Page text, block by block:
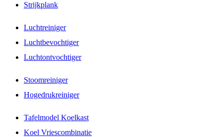
Strijkplank
Luchtreiniger
Luchtbevochtiger
Luchtontvochtiger
Stoomreiniger
Hogedrukreiniger
Tafelmodel Koelkast
Koel Vriescombinatie